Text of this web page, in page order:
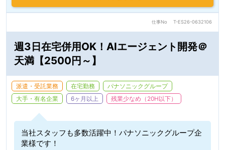
仕事No T-ES26-0632106
週3日在宅併用OK！AIエージェント開発＠
天満【2500円～】
派遣・受託業務 在宅勤務
パナソニックグループ
大手・有名企業
6ヶ月以上 残業少なめ（20H以下）
当社スタッフも多数活躍中！パナソニックグループ企
業様です！